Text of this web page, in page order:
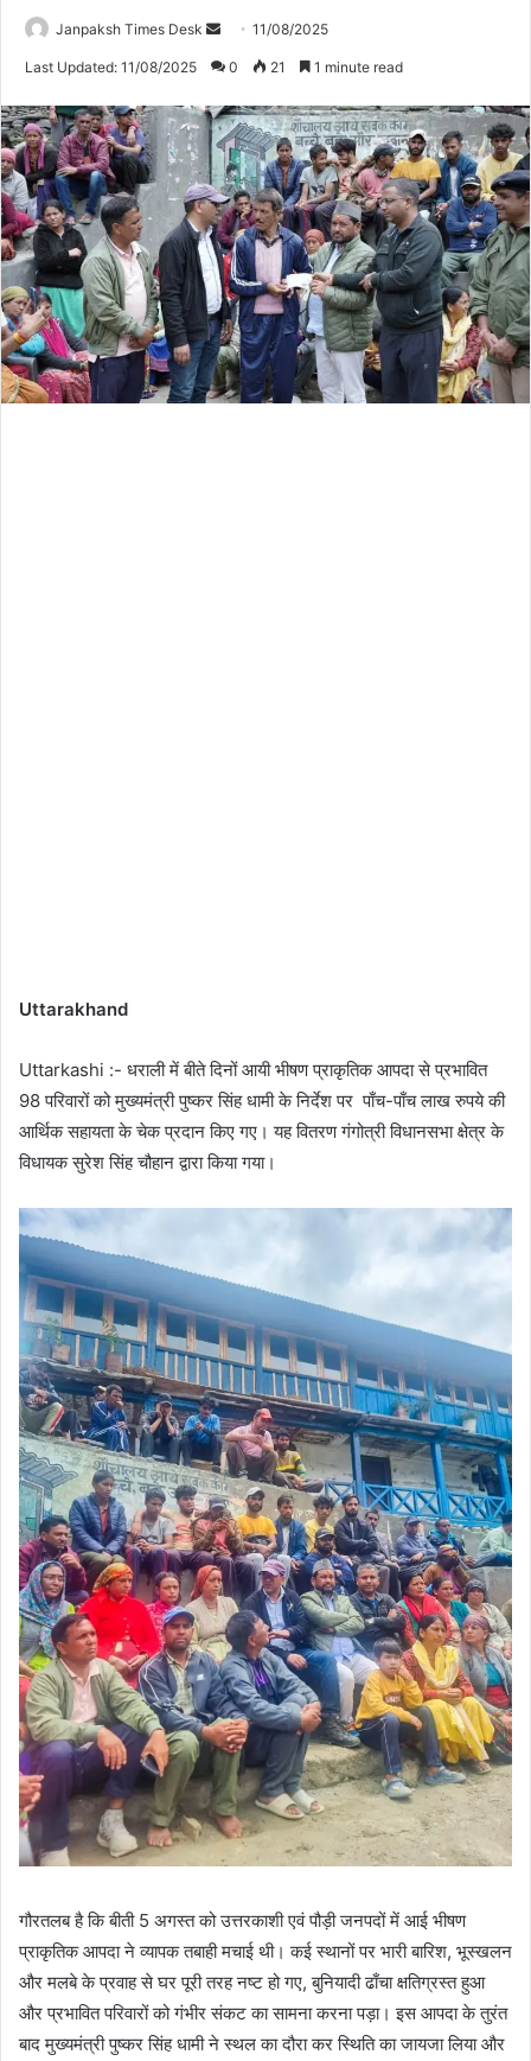
Janpaksh Times Desk
e
d
a
n
e
m
a
i
l
11/08/2025
Last Updated: 11/08/2025 0 21 1 minute read
Uttarakhand
Uttarkashi :- धराली में बीते दिनों आयी भीषण प्राकृतिक आपदा से प्रभावित
98 परिवारों को मुख्यमंत्री पुष्कर सिंह धामी के निर्देश पर पाँच-पाँच लाख रुपये की
आर्थिक सहायता के चेक प्रदान किए गए। यह वितरण गंगोत्री विधानसभा क्षेत्र के
विधायक सुरेश सिंह चौहान द्वारा किया गया।
गौरतलब है कि बीती 5 अगस्त को उत्तरकाशी एवं पौड़ी जनपदों में आई भीषण
प्राकृतिक आपदा ने व्यापक तबाही मचाई थी। कई स्थानों पर भारी बारिश, भूस्खलन
और मलबे के प्रवाह से घर पूरी तरह नष्ट हो गए, बुनियादी ढाँचा क्षतिग्रस्त हुआ
और प्रभावित परिवारों को गंभीर संकट का सामना करना पड़ा। इस आपदा के तुरंत
बाद मुख्यमंत्री पुष्कर सिंह धामी ने स्थल का दौरा कर स्थिति का जायजा लिया और